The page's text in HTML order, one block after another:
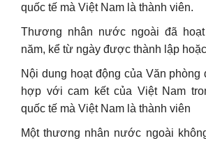
quốc tế mà Việt Nam là thành viên.
Thương nhân nước ngoài đã
năm, kể từ ngày được thành lập
Nội dung hoạt động của Văn phòng
hợp với cam kết của Việt Nam
quốc tế mà Việt Nam là thành viên
Một thương nhân nước ngoài